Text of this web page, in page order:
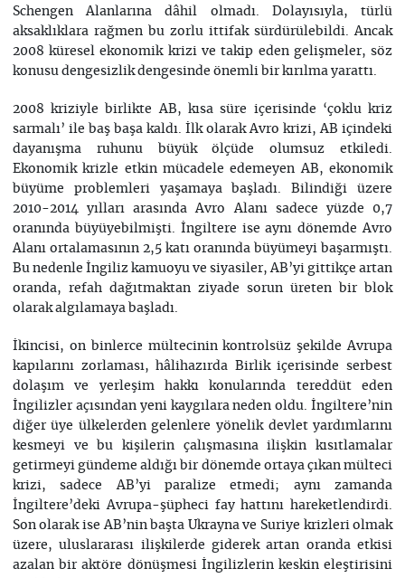
Schengen Alanlarına dâhil olmadı. Dolayısıyla, türlü
aksaklıklara rağmen bu zorlu ittifak sürdürülebildi. Ancak
2008 küresel ekonomik krizi ve takip eden gelişmeler, söz
konusu dengesizlik dengesinde önemli bir kırılma yarattı.
2008 kriziyle birlikte AB, kısa süre içerisinde ‘çoklu kriz
sarmalı’ ile baş başa kaldı. İlk olarak Avro krizi, AB içindeki
dayanışma ruhunu büyük ölçüde olumsuz etkiledi.
Ekonomik krizle etkin mücadele edemeyen AB, ekonomik
büyüme problemleri yaşamaya başladı. Bilindiği üzere
2010-2014 yılları arasında Avro Alanı sadece yüzde 0,7
oranında büyüyebilmişti. İngiltere ise aynı dönemde Avro
Alanı ortalamasının 2,5 katı oranında büyümeyi başarmıştı.
Bu nedenle İngiliz kamuoyu ve siyasiler, AB’yi gittikçe artan
oranda, refah dağıtmaktan ziyade sorun üreten bir blok
olarak algılamaya başladı.
İkincisi, on binlerce mültecinin kontrolsüz şekilde Avrupa
kapılarını zorlaması, hâlihazırda Birlik içerisinde serbest
dolaşım ve yerleşim hakkı konularında tereddüt eden
İngilizler açısından yeni kaygılara neden oldu. İngiltere’nin
diğer üye ülkelerden gelenlere yönelik devlet yardımlarını
kesmeyi ve bu kişilerin çalışmasına ilişkin kısıtlamalar
getirmeyi gündeme aldığı bir dönemde ortaya çıkan mülteci
krizi, sadece AB’yi paralize etmedi; aynı zamanda
İngiltere’deki Avrupa-şüpheci fay hattını hareketlendirdi.
Son olarak ise AB’nin başta Ukrayna ve Suriye krizleri olmak
üzere, uluslararası ilişkilerde giderek artan oranda etkisi
azalan bir aktöre dönüşmesi İngilizlerin keskin eleştirisini